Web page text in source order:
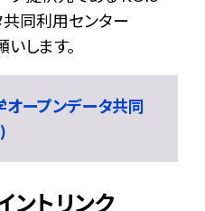
同利用センター
します。
オープンデータ共同
ントリンク